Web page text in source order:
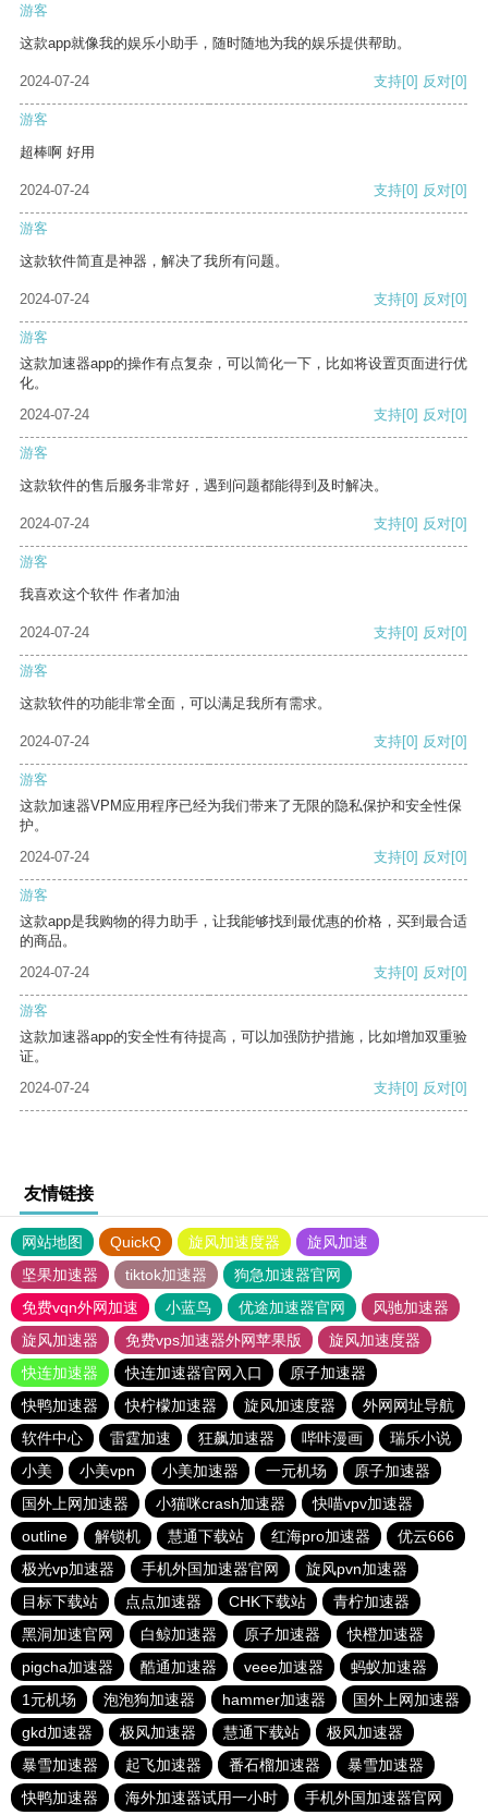
游客
这款app就像我的娱乐小助手，随时随地为我的娱乐提供帮助。
2024-07-24 支持[0] 反对[0]
游客
超棒啊 好用
2024-07-24 支持[0] 反对[0]
游客
这款软件简直是神器，解决了我所有问题。
2024-07-24 支持[0] 反对[0]
游客
这款加速器app的操作有点复杂，可以简化一下，比如将设置页面进行优
化。
2024-07-24
支持[0] 反对[0]
游客
这款软件的售后服务非常好，遇到问题都能得到及时解决。
2024-07-24 支持[0] 反对[0]
游客
我喜欢这个软件 作者加油
2024-07-24 支持[0] 反对[0]
游客
这款软件的功能非常全面，可以满足我所有需求。
2024-07-24 支持[0] 反对[0]
游客
这款加速器VPM应用程序已经为我们带来了无限的隐私保护和安全性保
护。
2024-07-24
支持[0] 反对[0]
游客
这款app是我购物的得力助手，让我能够找到最优惠的价格，买到最合适
的商品。
2024-07-24
支持[0] 反对[0]
游客
这款加速器app的安全性有待提高，可以加强防护措施，比如增加双重验
证。
2024-07-24
支持[0] 反对[0]
友情链接
网站地图 QuickQ 旋风加速度器
旋风加速
坚果加速器
tiktok加速器
狗急加速器官网
免费vqn外网加速
小蓝鸟 优途加速器官网
风驰加速器
旋风加速器
免费vps加速器外网苹果版
旋风加速度器
快连加速器
快连加速器官网入口
原子加速器
快鸭加速器
快柠檬加速器 旋风加速度器
外网网址导航
软件中心
雷霆加速 狂飙加速器 哔咔漫画
瑞乐小说
小美
小美vpn 小美加速器 一元机场
原子加速器
国外上网加速器
小猫咪crash加速器
快喵vpv加速器
outline
解锁机 慧通下载站 红海pro加速器
优云666
极光vp加速器
手机外国加速器官网
旋风pvn加速器
目标下载站
点点加速器 CHK下载站
青柠加速器
黑洞加速官网
白鲸加速器 原子加速器
快橙加速器
pigcha加速器
酷通加速器 veee加速器
蚂蚁加速器
1元机场
泡泡狗加速器 hammer加速器
国外上网加速器
gkd加速器
极风加速器 慧通下载站
极风加速器
暴雪加速器
起飞加速器 番石榴加速器
暴雪加速器
快鸭加速器
海外加速器试用一小时 手机外国加速器官网